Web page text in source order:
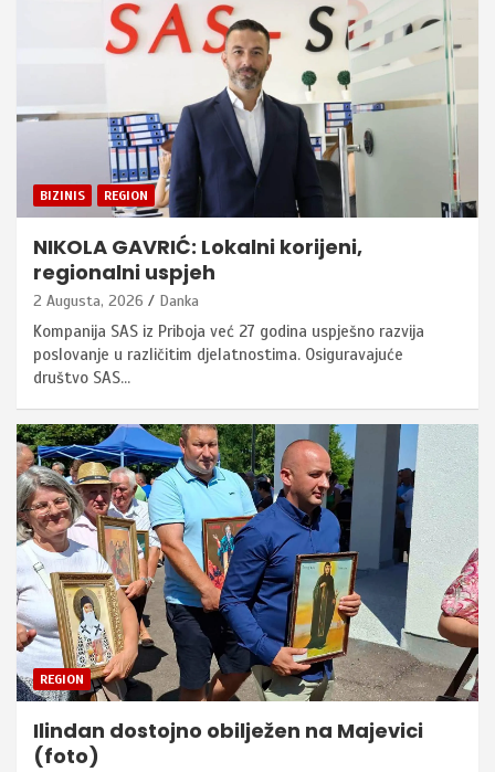
BIZINIS REGION
NIKOLA GAVRIĆ: Lokalni korijeni,
regionalni uspjeh
2 Augusta, 2026 Danka
Kompanija SAS iz Priboja već 27 godina uspješno razvija
poslovanje u različitim djelatnostima. Osiguravajuće
društvo SAS…
REGION
Ilindan dostojno obilježen na Majevici
(foto)